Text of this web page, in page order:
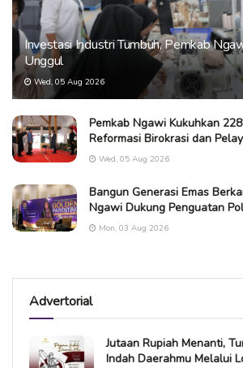
Investasi Industri Tumbuh, Pemkab
Unggul
Wed, 05 Aug 2026
Pemkab Ngawi Kukuhkan
Reformasi Birokrasi dan
Wed, 05 Aug 2026
Bangun Generasi Emas
Ngawi Dukung Penguatan
Mon, 03 Aug 2026
Advertorial
Jutaan Rupiah Menanti,
Indah Daerahmu Melalui